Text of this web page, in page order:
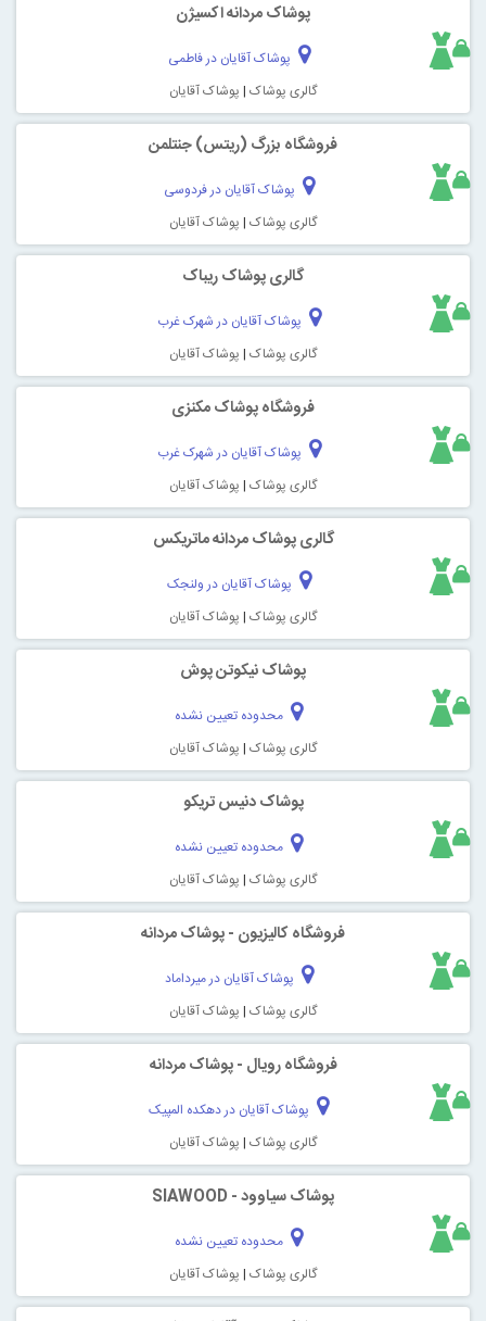
پوشاک مردانه اکسیژن
پوشاک آقایان در فاطمی
گالری پوشاک | پوشاک آقایان
فروشگاه بزرگ (ریتس) جنتلمن
پوشاک آقایان در فردوسی
گالری پوشاک | پوشاک آقایان
گالری پوشاک ریباک
پوشاک آقایان در شهرک غرب
گالری پوشاک | پوشاک آقایان
فروشگاه پوشاک مکنزی
پوشاک آقایان در شهرک غرب
گالری پوشاک | پوشاک آقایان
گالری پوشاک مردانه ماتریکس
پوشاک آقایان در ولنجک
گالری پوشاک | پوشاک آقایان
پوشاک نیکوتن پوش
محدوده تعیین نشده
گالری پوشاک | پوشاک آقایان
پوشاک دنیس تریکو
محدوده تعیین نشده
گالری پوشاک | پوشاک آقایان
فروشگاه کالیزیون - پوشاک مردانه
پوشاک آقایان در میرداماد
گالری پوشاک | پوشاک آقایان
فروشگاه رویال - پوشاک مردانه
پوشاک آقایان در دهکده المپیک
گالری پوشاک | پوشاک آقایان
پوشاک سیاوود - SIAWOOD
محدوده تعیین نشده
گالری پوشاک | پوشاک آقایان